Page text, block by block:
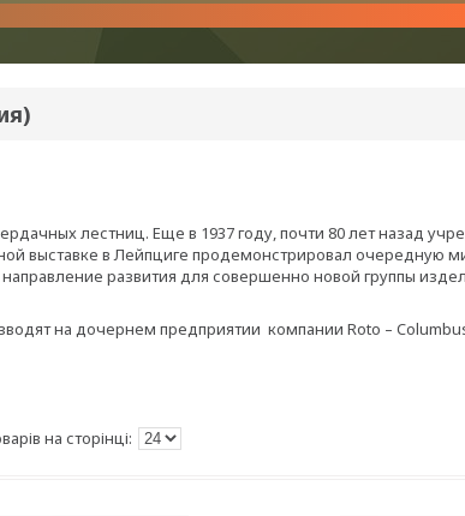
лестниц. Еще в 1937 году, почти 80 лет назад
выставке в Лейпциге продемонстрировал очередную
развития для совершенно новой группы
на дочернем предприятии компании Roto –